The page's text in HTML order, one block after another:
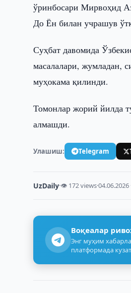
ўринбосари Мирвоҳид
До Ён билан учрашув
Суҳбат давомида
масалалари, жумладан,
муҳокама қилинди.
Томонлар жорий йилда
алмашди.
Улашиш: Telegram
UzDaily·👁 172 views·04.06.2026
Воқеалар
Энг муҳим
платформада